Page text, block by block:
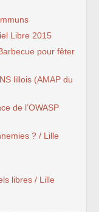
Libre 2015
pour fêter
lillois (AMAP du
de l’OWASP
? / Lille
libres / Lille